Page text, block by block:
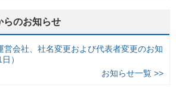
らのお知らせ
営会社、社名変更および代表者変更のお知
）
お知らせ一覧 >>